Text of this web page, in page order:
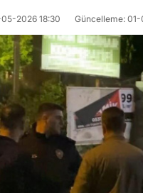
2026 18:30 Güncelleme: